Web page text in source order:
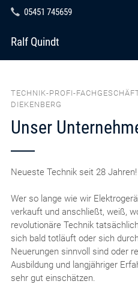
05451 745659
Ralf Quindt
TECHNIK-PROFI-
DIEKENBERG
Unser
Neueste Technik seit 28 Jahren!
Wer so lange wie wir
verkauft und anschließt, weiß,
revolutionäre Technik
sich bald totläuft oder sich
Neuerungen sinnvoll sind oder
Ausbildung und langjähriger
sehr gut einschätzen.